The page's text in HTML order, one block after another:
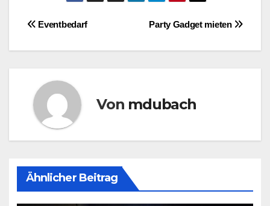
Beitragsnavigation
Party Gadget mieten
Eventbedarf
Von mdubach
Ähnlicher Beitrag